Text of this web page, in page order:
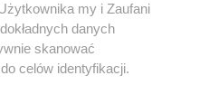
zagrywką. Na
piłki skończył
my i Zaufani
danych
skanować
celów identyfikacji.